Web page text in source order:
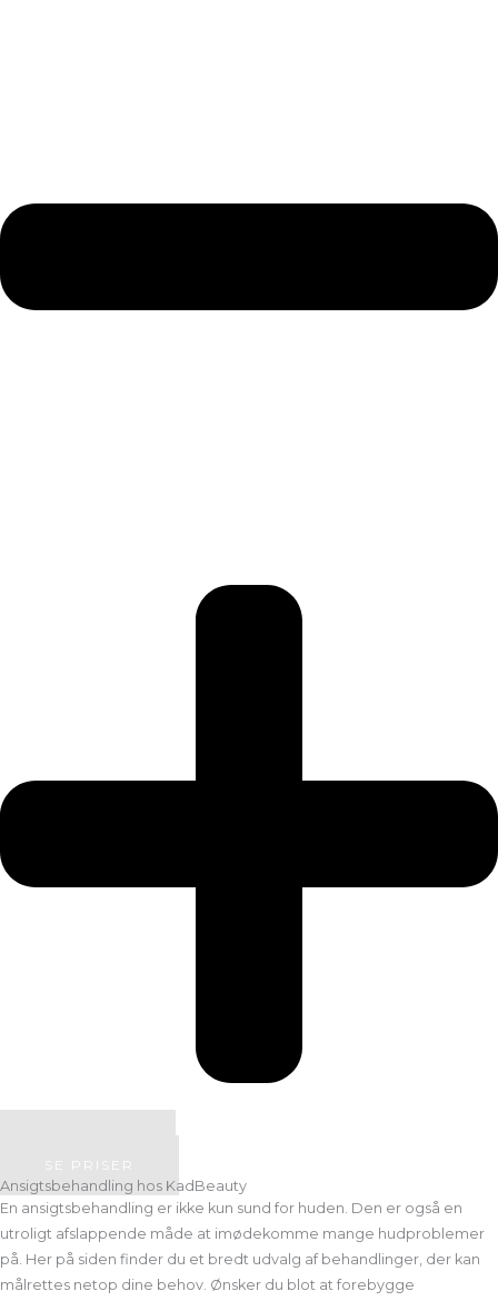
SE PRISER
Ansigtsbehandling hos KadBeauty
En ansigtsbehandling er ikke kun sund for huden. Den er også en
utroligt afslappende måde at imødekomme mange hudproblemer
på. Her på siden finder du et bredt udvalg af behandlinger, der kan
målrettes netop dine behov. Ønsker du blot at forebygge